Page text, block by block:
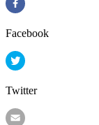
Facebook
Twitter